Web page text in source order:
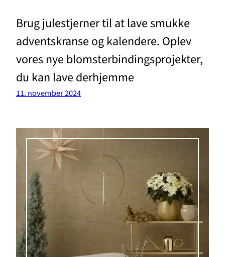
Brug julestjerner til at lave smukke
adventskranse og kalendere. Oplev
vores nye blomsterbindingsprojekter,
du kan lave derhjemme
11. november 2024